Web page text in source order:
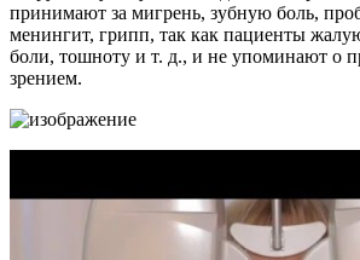
принимают за мигрень, зубную боль,
менингит, грипп, так как пациенты
боли, тошноту и т. д., и не упоминают о
зрением.